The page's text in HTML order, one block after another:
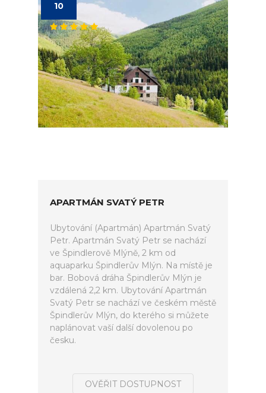
10
APARTMÁN SVATÝ PETR
Ubytování (Apartmán) Apartmán Svatý
Petr. Apartmán Svatý Petr se nachází
ve Špindlerově Mlýně, 2 km od
aquaparku Špindlerův Mlýn. Na místě je
bar. Bobová dráha Špindlerův Mlýn je
vzdálená 2,2 km. Ubytování Apartmán
Svatý Petr se nachází ve českém městě
Špindlerův Mlýn, do kterého si můžete
naplánovat vaší další dovolenou po
česku.
OVĚŘIT DOSTUPNOST